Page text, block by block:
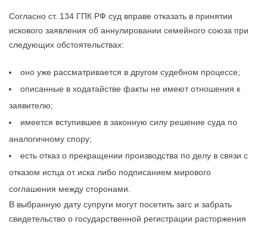
Согласно ст. 134 ГПК РФ суд вправе отказать в принятии
искового заявления об аннулировании семейного союза при
следующих обстоятельствах:
оно уже рассматривается в другом судебном процессе;
описанные в ходатайстве факты не имеют отношения к
заявителю;
имеется вступившее в законную силу решение суда по
аналогичному спору;
есть отказ о прекращении производства по делу в связи с
отказом истца от иска либо подписанием мирового
соглашения между сторонами.
В выбранную дату супруги могут посетить загс и забрать
свидетельство о государственной регистрации расторжения